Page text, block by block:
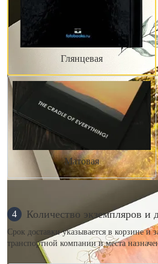
Глянцевая
Матовая
4 Количество экземпляров и
Срок доставки указывается в корзине и
транспортной компании и места